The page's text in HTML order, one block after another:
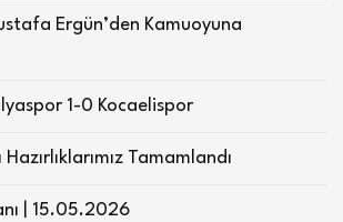
Ergün’den Kamuoyuna
1-0 Kocaelispor
Tamamlandı
| 15.05.2026